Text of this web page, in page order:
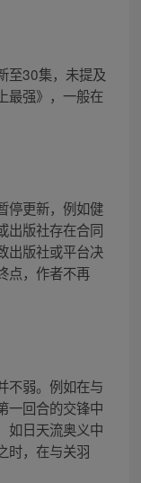
至30集，未提及
最强》，一般在
停更新，例如健
出版社存在合同
出版社或平台决
点，作者不再
不弱。例如在与
一回合的交锋中
如日天流奥义中
时，在与关羽